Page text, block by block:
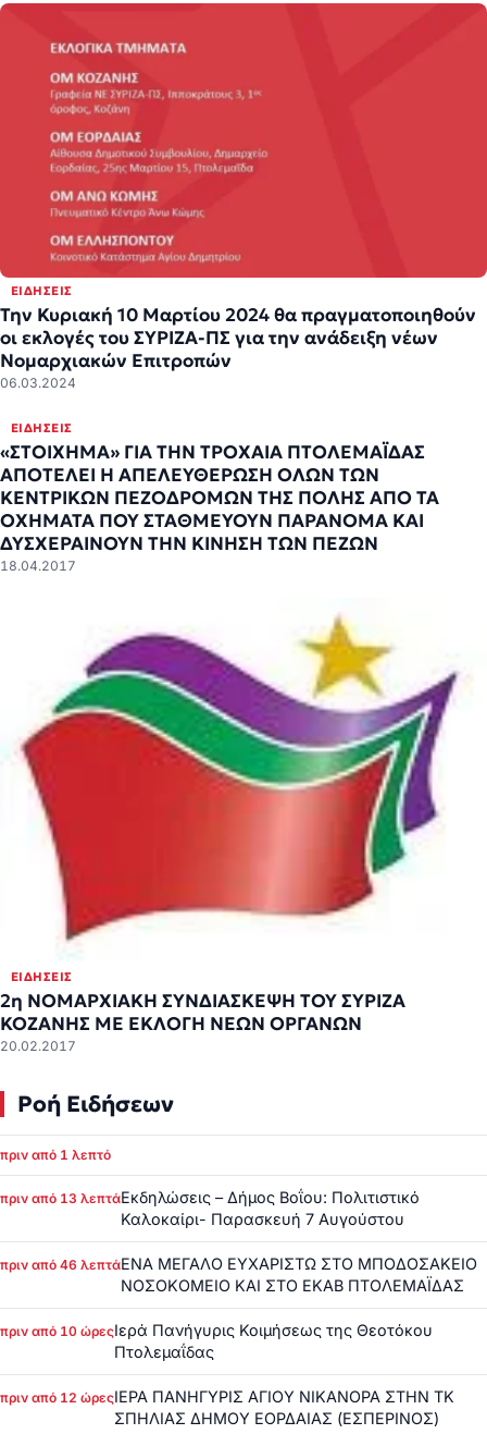
ΕΙΔΉΣΕΙΣ
Την Κυριακή 10 Μαρτίου 2024 θα πραγματοποιηθούν
οι εκλογές του ΣΥΡΙΖΑ-ΠΣ για την ανάδειξη νέων
Νομαρχιακών Επιτροπών
06.03.2024
ΕΙΔΉΣΕΙΣ
«ΣΤΟΙΧΗΜΑ» ΓΙΑ ΤΗΝ ΤΡΟΧΑΙΑ ΠΤΟΛΕΜΑΪΔΑΣ
ΑΠΟΤΕΛΕΙ Η ΑΠΕΛΕΥΘΕΡΩΣΗ ΟΛΩΝ ΤΩΝ
ΚΕΝΤΡΙΚΩΝ ΠΕΖΟΔΡΟΜΩΝ ΤΗΣ ΠΟΛΗΣ ΑΠΟ ΤΑ
ΟΧΗΜΑΤΑ ΠΟΥ ΣΤΑΘΜΕΥΟΥΝ ΠΑΡΑΝΟΜΑ ΚΑΙ
ΔΥΣΧΕΡΑΙΝΟΥΝ ΤΗΝ ΚΙΝΗΣΗ ΤΩΝ ΠΕΖΩΝ
18.04.2017
ΕΙΔΉΣΕΙΣ
2η ΝΟΜΑΡΧΙΑΚΗ ΣΥΝΔΙΑΣΚΕΨΗ ΤΟΥ ΣΥΡΙΖΑ
ΚΟΖΑΝΗΣ ΜΕ ΕΚΛΟΓΗ ΝΕΩΝ ΟΡΓΑΝΩΝ
20.02.2017
Ροή Ειδήσεων
πριν από 1 λεπτό
πριν από 13 λεπτάΕκδηλώσεις – Δήμος Βοΐου: Πολιτιστικό
Καλοκαίρι- Παρασκευή 7 Αυγούστου
πριν από 46 λεπτάΕΝΑ ΜΕΓΑΛΟ ΕΥΧΑΡΙΣΤΩ ΣΤΟ ΜΠΟΔΟΣΑΚΕΙΟ
ΝΟΣΟΚΟΜΕΙΟ ΚΑΙ ΣΤΟ ΕΚΑΒ ΠΤΟΛΕΜΑΪΔΑΣ
πριν από 10 ώρεςΙερά Πανήγυρις Κοιμήσεως της Θεοτόκου
Πτολεμαΐδας
πριν από 12 ώρεςΙΕΡΑ ΠΑΝΗΓΥΡΙΣ ΑΓΙΟΥ ΝΙΚΑΝΟΡΑ ΣΤΗΝ ΤΚ
ΣΠΗΛΙΑΣ ΔΗΜΟΥ ΕΟΡΔΑΙΑΣ (ΕΣΠΕΡΙΝΟΣ)